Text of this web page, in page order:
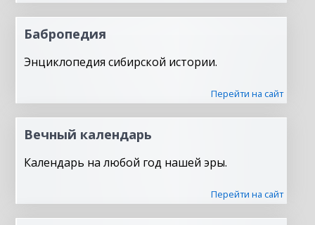
Бабропедия
Энциклопедия сибирской истории.
Перейти на сайт
Вечный календарь
Календарь на любой год нашей эры.
Перейти на сайт